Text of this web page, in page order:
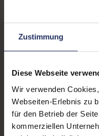
Zustimmung
Diese Webseite
Wir verwenden
Webseiten-Erlebnis zu
für den Betrieb der
kommerziellen
Fingerprintreader:
Gesichtserkennung:
Partnerprogramm:
GTIN/EAN:
Maße (LxBxH):